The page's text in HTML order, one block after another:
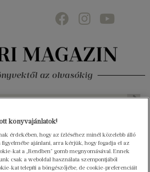
az olvasókig
könyvajánlatok!
érdekében, hogy az ízléséhez minél közelebb álló
ajánlani, arra kérjük, hogy fogadja el az
kat a „Rendben” gomb megnyomásával. Ennek
csak a weboldal használata szempontjából
kat telepíti a böngészőjébe, de cookie-preferenciáit